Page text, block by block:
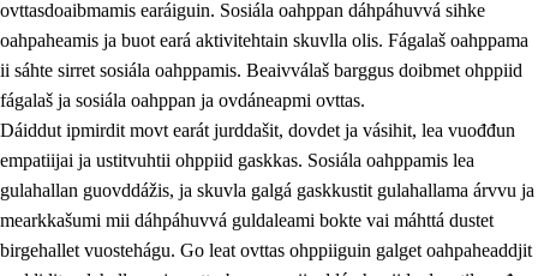
2. Oahppama prinsihpat, ovdáneapmi ja oahppahábmen
2.1 Sosiála oahppan ja ovdáneapmi
2.2 Gealbu fágain
2.3 Vuođđogálggat
ovttasdoaibmamis earáiguin. Sosiála oahppan dáhpáhuvvá sihke
oahpaheamis ja buot eará aktivitehtain skuvlla olis. Fágalaš oahppama
ii sáhte sirret sosiála oahppamis. Beaivválaš barggus doibmet ohppiid
fágalaš ja sosiála oahppan ja ovdáneapmi ovttas.
Dáiddut ipmirdit movt earát jurddašit, dovdet ja vásihit, lea vuođđun
empatiijai ja ustitvuhtii ohppiid gaskkas. Sosiála oahppamis lea
gulahallan guovddážis, ja skuvla galgá gaskkustit gulahallama árvvu ja
mearkkašumi mii dáhpáhuvvá guldaleami bokte vai máhttá dustet
birgehallet vuostehágu. Go leat ovttas ohppiiguin galget oahpaheaddjit